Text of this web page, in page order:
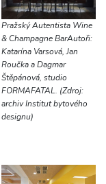
Pražský Autentista Wine
& Champagne BarAutoři:
Katarína Varsová, Jan
Roučka a Dagmar
Štěpánová, studio
FORMAFATAL. (Zdroj:
archiv Institut bytového
designu)